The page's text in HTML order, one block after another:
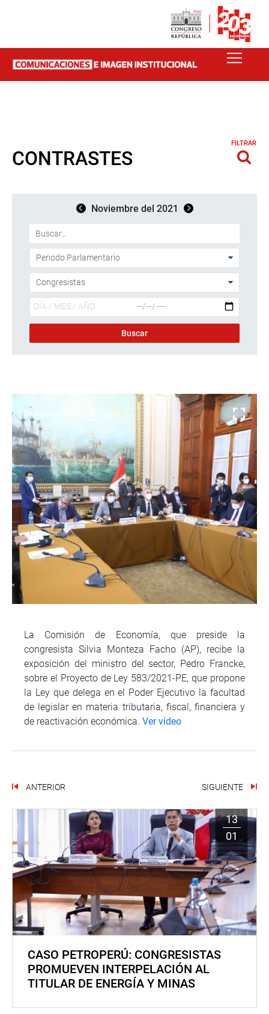
CONTRASTES
FILTRAR
Noviembre del 2021
Descargar foto
La Comisión de Economía, que preside la
congresista Silvia Monteza Facho (AP), recibe la
exposición del ministro del sector, Pedro Francke,
sobre el Proyecto de Ley 583/2021-PE, que propone
la Ley que delega en el Poder Ejecutivo la facultad
de legislar en materia tributaria, fiscal, financiera y
de reactivación económica. Ver vídeo
ANTERIOR SIGUIENTE
13
01
CASO PETROPERÚ: CONGRESISTAS
PROMUEVEN INTERPELACIÓN AL
TITULAR DE ENERGÍA Y MINAS